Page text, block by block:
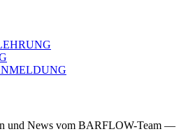
und News vom BARFLOW-Team —